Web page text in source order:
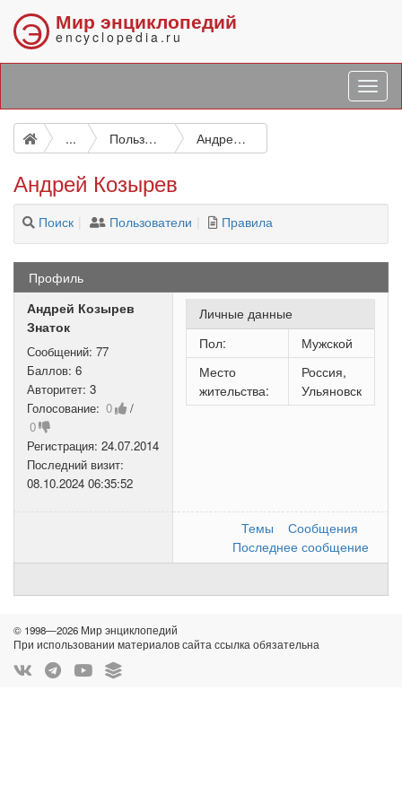
Э Мир энциклопедий
encyclopedia.ru
... Пользователи Андрей Козырев
Андрей Козырев
Поиск Пользователи Правила
Профиль
Андрей Козырев
Знаток
Сообщений: 77
Баллов: 6
Авторитет: 3
Голосование: 0
/
0
Регистрация: 24.07.2014
Последний визит:
08.10.2024 06:35:52
Личные данные
Пол:
Мужской
Место
жительства:
Россия,
Ульяновск
Темы
Сообщения
Последнее сообщение
© 1998—2026 Мир энциклопедий
При использовании материалов сайта ссылка обязательна